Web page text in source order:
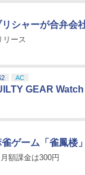
シャーが合弁会
リース
AC
GEAR Watch
ゲーム「雀鳳楼
額課金は300円